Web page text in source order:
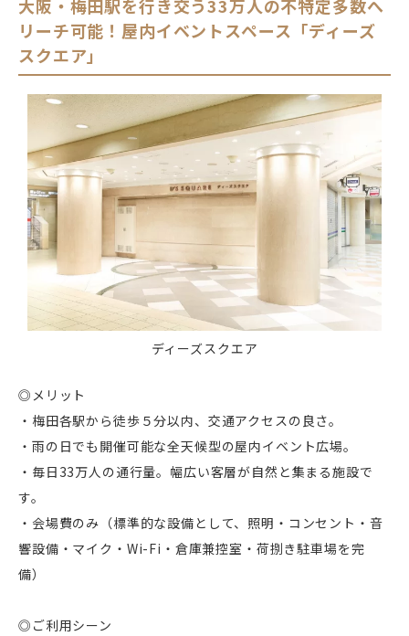
大阪・梅田駅を行き交う33万人の不特定多数へ
リーチ可能！屋内イベントスペース「ディーズ
スクエア」
ディーズスクエア
◎メリット
・梅田各駅から徒歩５分以内、交通アクセスの良さ。
・雨の日でも開催可能な全天候型の屋内イベント広場。
・毎日33万人の通行量。幅広い客層が自然と集まる施設で
す。
・会場費のみ（標準的な設備として、照明・コンセント・音
響設備・マイク・Wi-Fi・倉庫兼控室・荷捌き駐車場を完
備）
◎ご利用シーン